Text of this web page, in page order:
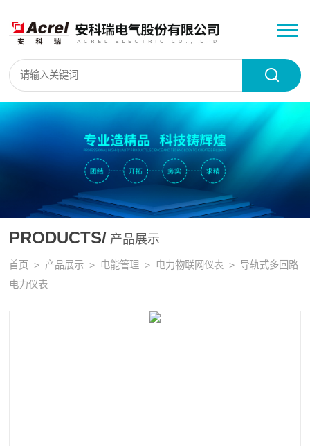
PRODUCTS/ 产品展示
首页 > 产品展示 > 电能管理 > 电力物联网仪表 > 导轨式多回路
电力仪表